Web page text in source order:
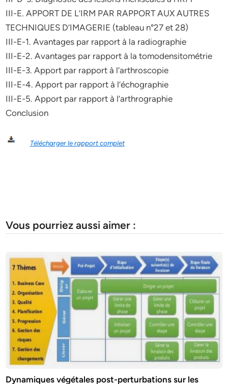
III-E. APPORT DE L’IRM PAR RAPPORT AUX AUTRES
TECHNIQUES D’IMAGERIE (tableau n°27 et 28)
III-E-1. Avantages par rapport à la radiographie
III-E-2. Avantages par rapport à la tomodensitométrie
III-E-3. Apport par rapport à l’arthroscopie
III-E-4. Apport par rapport à l’échographie
III-E-5. Apport par rapport à l’arthrographie
Conclusion
Télécharger le rapport complet
Vous pourriez aussi aimer :
Dynamiques végétales post-perturbations sur les